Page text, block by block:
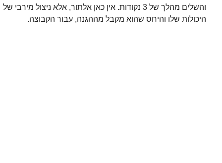
והשלים מהלך של 3 נקודות. אין כאן אלתור, אלא ניצול מירבי של
היכולות שלו והיחס שהוא מקבל מההגנה, עבור הקבוצה.